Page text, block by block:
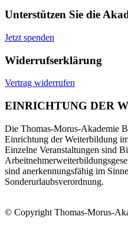
Unterstützen Sie die
Jetzt spenden
Widerrufserklärung
Vertrag widerrufen
EINRICHTUNG DER
Die Thomas-Morus-Akademie
Einrichtung der Weiterbildung
Einzelne Veranstaltungen sind
sind anerkennungsfähig im
Sonderurlaubsverordnung.
© Copyright Thomas-Morus-